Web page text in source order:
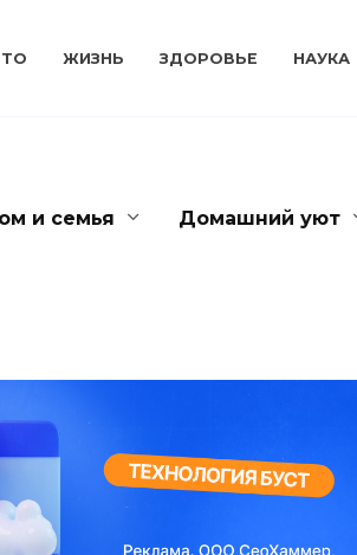
ЖИЗНЬ ЗДОРОВЬЕ НАУКА
и семья Домашний уют